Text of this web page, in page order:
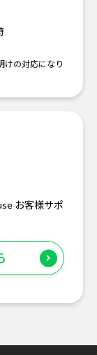
けの対応になり
お客様サポ